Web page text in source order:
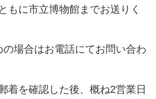
もに市立博物館までお送りく
の場合はお電話にてお問い合わ
着を確認した後、概ね2営業日